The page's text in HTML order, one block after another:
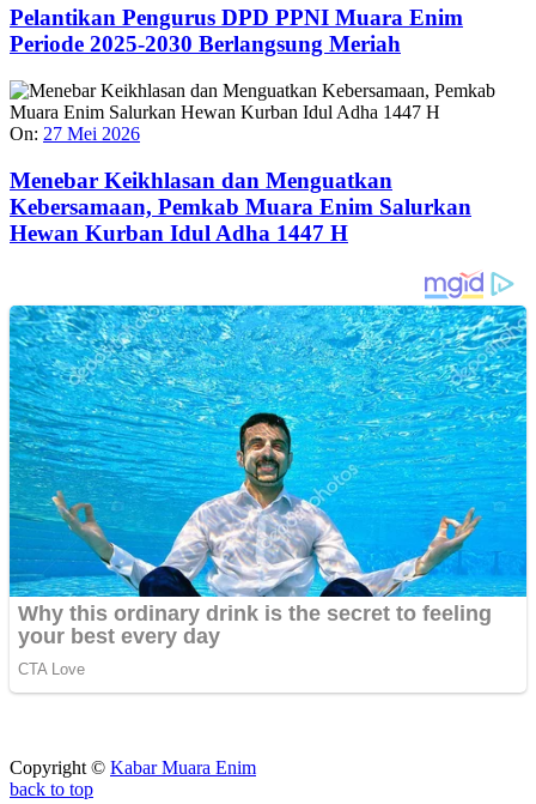
Pelantikan Pengurus DPD PPNI Muara Enim
Periode 2025-2030 Berlangsung Meriah
On: 27 Mei 2026
Menebar Keikhlasan dan Menguatkan
Kebersamaan, Pemkab Muara Enim Salurkan
Hewan Kurban Idul Adha 1447 H
Copyright © Kabar Muara Enim
back to top